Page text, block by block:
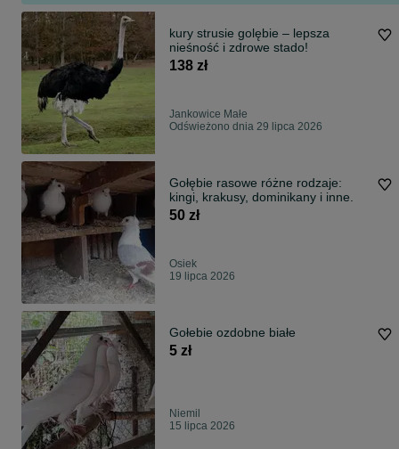
kury strusie golębie – lepsza
nieśność i zdrowe stado!
138 zł
Jankowice Małe
Odświeżono dnia 29 lipca 2026
Gołębie rasowe różne rodzaje:
kingi, krakusy, dominikany i inne.
50 zł
Osiek
19 lipca 2026
Gołebie ozdobne białe
5 zł
Niemil
15 lipca 2026